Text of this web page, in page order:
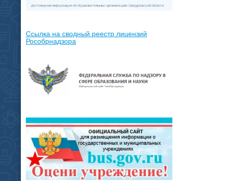
Ссылка на сводный реестр лицензий
Рособрнадзора